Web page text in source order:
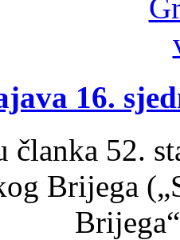
16.
članka 52.
Brijega